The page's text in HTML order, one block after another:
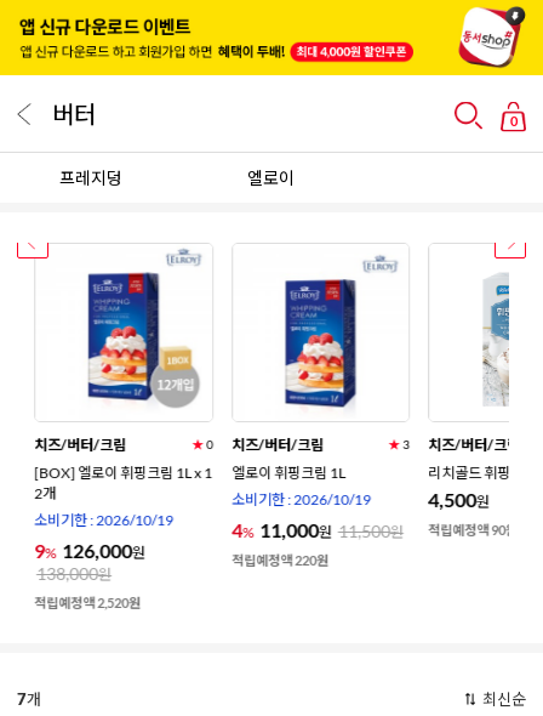
버터 0
프레지덩 엘로이
치즈/버터/크림 ★0
[BOX] 엘로이 휘핑크림 1L x 1
2개
소비기한 : 2026/10/19
9% 126,000원
138,000원
적립예정액 2,520원
치즈/버터/크림 ★ 3
엘로이 휘핑크림 1L
소비기한 : 2026/10/19
4% 11,000원 11,500원
적립예정액 220원
치즈/버터/크림
리치골드 휘핑크림
4,500원
적립예정액 90원
7개 최신순